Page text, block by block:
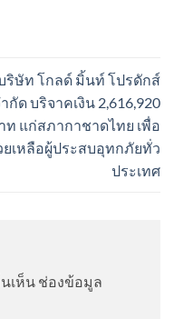
ริษัท โกลด์ มิ้นท์ โปรดักส์
กัด บริจาคเงิน 2,616,920
ท แก่สภากาชาดไทย เพื่อ
ยเหลือผู้ประสบอุทกภัยทั่ว
ประเทศ
เห็น ช่องข้อมูล